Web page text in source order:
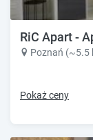
RiC Apart -
Poznań (~5.5
Pokaż ceny